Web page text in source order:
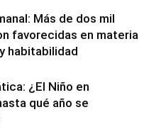
Más de dos mil
favorecidas en materia
habitabilidad
¿El Niño en
qué año se